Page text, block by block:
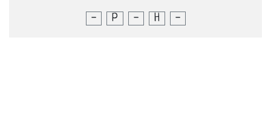
- Р - Н -